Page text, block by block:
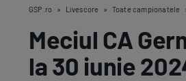
GSP.ro » Livescore » Toate campionatele
Meciul CA
la 30 iunie